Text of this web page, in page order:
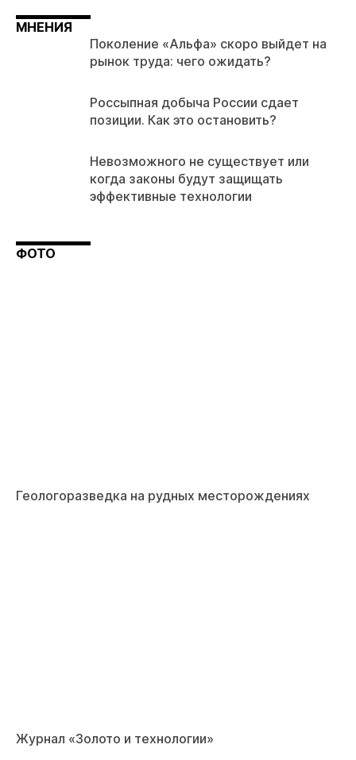
МНЕНИЯ
Поколение «Альфа» скоро выйдет на
рынок труда: чего ожидать?
Россыпная добыча России сдает
позиции. Как это остановить?
Невозможного не существует или
когда законы будут защищать
эффективные технологии
ФОТО
Геологоразведка на рудных месторождениях
Журнал «Золото и технологии»